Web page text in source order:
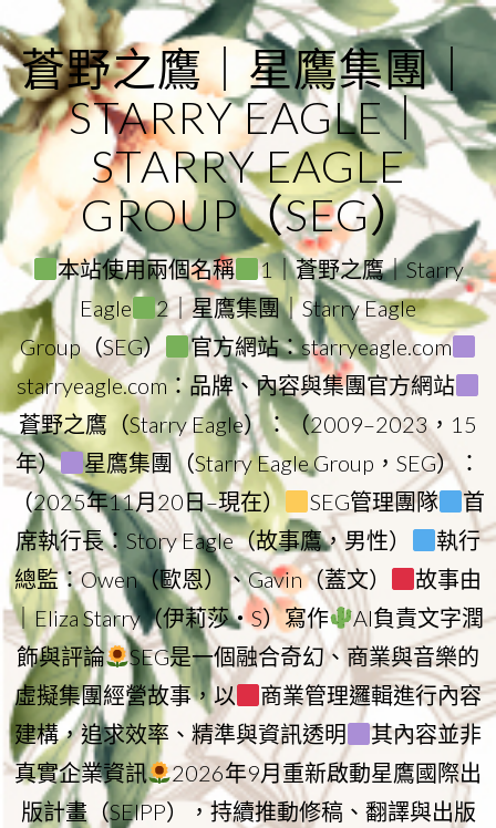
to
content
蒼野之鷹｜星鷹集團｜
STARRY EAGLE｜
STARRY EAGLE
GROUP（SEG）
本站使用兩個名稱
1｜蒼野之鷹｜Starry
Eagle
2｜星鷹集團｜Starry Eagle
Group（SEG）
官方網站：starryeagle.com
starryeagle.com：品牌、內容與集團官方網站
蒼野之鷹（Starry Eagle）：（2009–2023，15
年）
星鷹集團（Starry Eagle Group，SEG）：
（2025年11月20日–現在）
SEG管理團隊
首
席執行長：Story Eagle（故事鷹，男性）
執行
總監：Owen（歐恩）、Gavin（蓋文）
故事由
｜Eliza Starry（伊莉莎・S）寫作
AI負責文字潤
飾與評論
SEG是一個融合奇幻、商業與音樂的
虛擬集團經營故事，以
商業管理邏輯進行內容
建構，追求效率、精準與資訊透明
其內容並非
真實企業資訊
2026年9月重新啟動星鷹國際出
版計畫（SEIPP），持續推動修稿、翻譯與出版